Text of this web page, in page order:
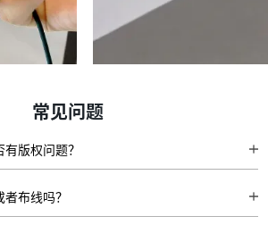
常见问题
版权问题？
和影视内容均通过正规渠道合法采买，获得版权授
、稳定的观影体验
布线吗？
中文电视盒通过网络连接，插电后连接Wi-Fi或网线即